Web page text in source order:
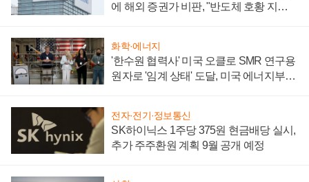
에 해외 증권가 비판, "반도체 호황 지속
화학·에너지
'한수원 협력사' 미국 오클로 SMR 연구용
원자로 '임계 상태' 도달, 미국 에너지부
전자·전기·정보통신
SK하이닉스 1주당 375원 현금배당 실시,
추가 주주환원 계획 9월 공개 예정